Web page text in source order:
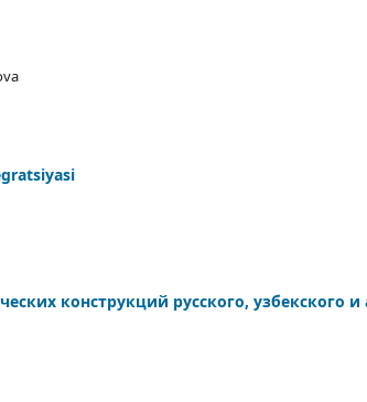
конструкций русского, узбекского